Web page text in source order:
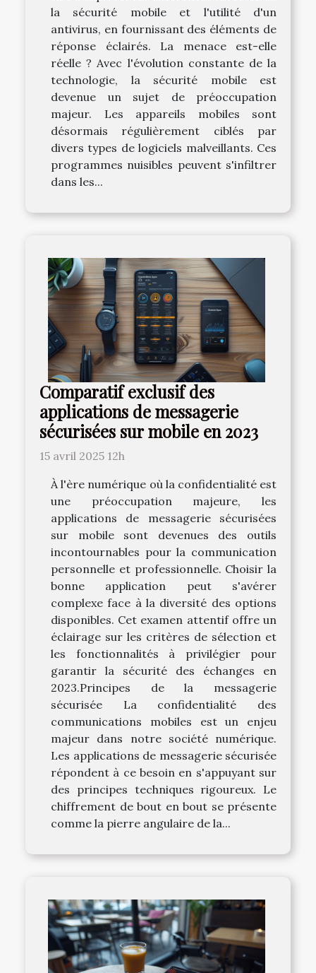
la sécurité mobile et l'utilité d'un
antivirus, en fournissant des éléments de
réponse éclairés. La menace est-elle
réelle ? Avec l'évolution constante de la
technologie, la sécurité mobile est
devenue un sujet de préoccupation
majeur. Les appareils mobiles sont
désormais régulièrement ciblés par
divers types de logiciels malveillants. Ces
programmes nuisibles peuvent s'infiltrer
dans les...
Comparatif exclusif des
applications de messagerie
sécurisées sur mobile en 2023
15 avril 2025 12h
À l'ère numérique où la confidentialité est
une préoccupation majeure, les
applications de messagerie sécurisées
sur mobile sont devenues des outils
incontournables pour la communication
personnelle et professionnelle. Choisir la
bonne application peut s'avérer
complexe face à la diversité des options
disponibles. Cet examen attentif offre un
éclairage sur les critères de sélection et
les fonctionnalités à privilégier pour
garantir la sécurité des échanges en
2023.Principes de la messagerie
sécurisée La confidentialité des
communications mobiles est un enjeu
majeur dans notre société numérique.
Les applications de messagerie sécurisée
répondent à ce besoin en s'appuyant sur
des principes techniques rigoureux. Le
chiffrement de bout en bout se présente
comme la pierre angulaire de la...